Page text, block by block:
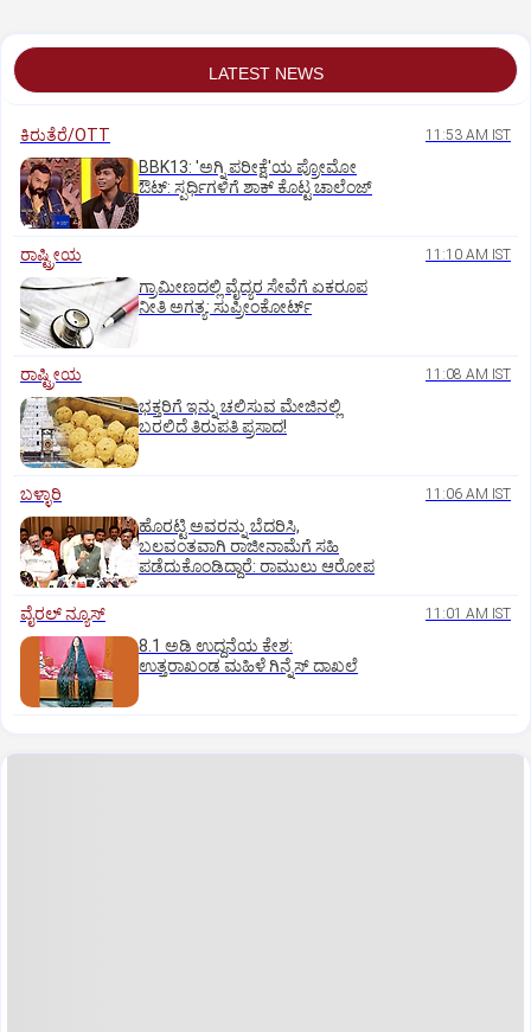
LATEST NEWS
ಕಿರುತೆರೆ/OTT 11:53 AM IST
BBK13: 'ಅಗ್ನಿ ಪರೀಕ್ಷೆ'ಯ ಪ್ರೋಮೋ
ಔಟ್: ಸ್ಪರ್ಧಿಗಳಿಗೆ ಶಾಕ್ ಕೊಟ್ಟ ಚಾಲೆಂಜ್
ರಾಷ್ಟ್ರೀಯ 11:10 AM IST
ಗ್ರಾಮೀಣದಲ್ಲಿ ವೈದ್ಯರ ಸೇವೆಗೆ ಏಕರೂಪ
ನೀತಿ ಅಗತ್ಯ: ಸುಪ್ರೀಂಕೋರ್ಟ್‌
ರಾಷ್ಟ್ರೀಯ 11:08 AM IST
ಭಕ್ತರಿಗೆ ಇನ್ನು ಚಲಿಸುವ ಮೇಜಿನಲ್ಲಿ
ಬರಲಿದೆ ತಿರುಪತಿ ಪ್ರಸಾದ!
ಬಳ್ಳಾರಿ 11:06 AM IST
ಹೊರಟ್ಟಿ ಅವರನ್ನು ಬೆದರಿಸಿ,
ಬಲವಂತವಾಗಿ ರಾಜೀನಾಮೆಗೆ ಸಹಿ
ಪಡೆದುಕೊಂಡಿದ್ದಾರೆ: ರಾಮುಲು ಆರೋಪ
ವೈರಲ್ ನ್ಯೂಸ್ 11:01 AM IST
8.1 ಅಡಿ ಉದ್ದನೆಯ ಕೇಶ:
ಉತ್ತರಾಖಂಡ ಮಹಿಳೆ ಗಿನ್ನೆಸ್‌ ದಾಖಲೆ